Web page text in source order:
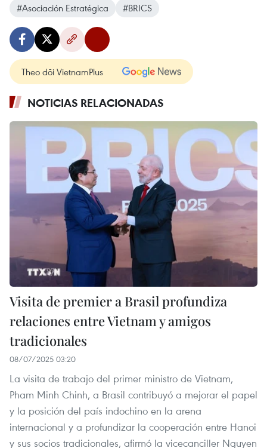
#Asociación Estratégica
#BRICS
Theo dõi VietnamPlus
NOTICIAS RELACIONADAS
Visita de premier a Brasil profundiza
relaciones entre Vietnam y amigos
tradicionales
08/07/2025 03:20
La visita de trabajo del primer ministro de Vietnam,
Pham Minh Chinh, a Brasil contribuyó a mejorar el papel
y la posición del país indochino en la arena
internacional y a profundizar la cooperación entre Hanoi
y sus socios tradicionales, afirmó la vicecanciller Nguyen